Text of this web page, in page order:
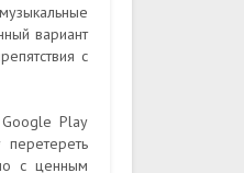
вариант
с
Play
с ценным